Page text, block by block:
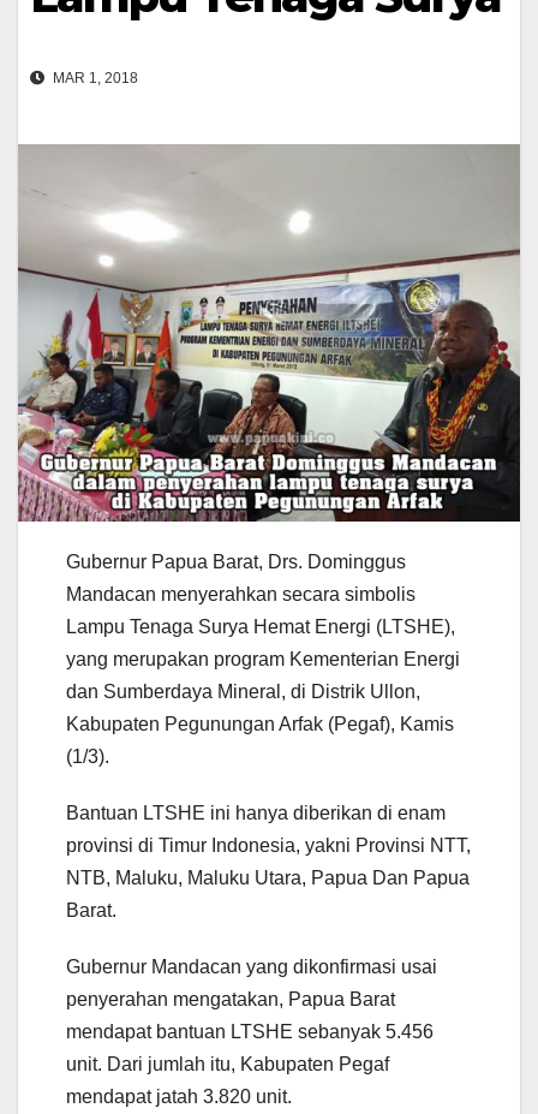
MAR 1, 2018
Gubernur Papua Barat, Drs. Dominggus
Mandacan menyerahkan secara simbolis
Lampu Tenaga Surya Hemat Energi (LTSHE),
yang merupakan program Kementerian Energi
dan Sumberdaya Mineral, di Distrik Ullon,
Kabupaten Pegunungan Arfak (Pegaf), Kamis
(1/3).
Bantuan LTSHE ini hanya diberikan di enam
provinsi di Timur Indonesia, yakni Provinsi NTT,
NTB, Maluku, Maluku Utara, Papua Dan Papua
Barat.
Gubernur Mandacan yang dikonfirmasi usai
penyerahan mengatakan, Papua Barat
mendapat bantuan LTSHE sebanyak 5.456
unit. Dari jumlah itu, Kabupaten Pegaf
mendapat jatah 3.820 unit.